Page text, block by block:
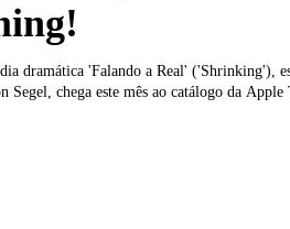
dramática 'Falando a Real' ('Shrinking'),
Segel, chega este mês ao catálogo da